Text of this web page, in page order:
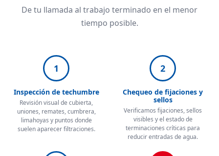
De tu llamada al trabajo terminado en el menor
tiempo posible.
1
Inspección de techumbre
Revisión visual de cubierta,
uniones, remates, cumbrera,
limahoyas y puntos donde
suelen aparecer filtraciones.
2
Chequeo de fijaciones y
sellos
Verificamos fijaciones, sellos
visibles y el estado de
terminaciones críticas para
reducir entradas de agua.